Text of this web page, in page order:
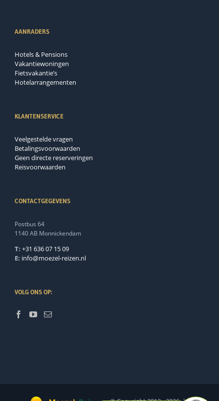
AANRADERS
Hotels & Pensions
Vakantiewoningen
Fietsvakantie’s
Hotelarrangementen
KLANTENSERVICE
Veelgestelde vragen
Betalingsvoorwaarden
Geen directe reserveringen
Reisvoorwaarden
CONTACTGEGEVENS
Postbus 64
1140 AB Monnickendam
T: +31 636 07 15 09
E: info@moezel-reizen.nl
VOLG ONS OP: